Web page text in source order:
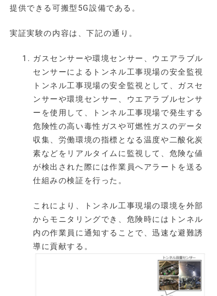
提供できる可搬型5G設備である。
実証実験の内容は、下記の通り。
ガスセンサーや環境センサー、ウエアラブル
センサーによるトンネル工事現場の安全監視
トンネル工事現場の安全監視として、ガスセ
ンサーや環境センサー、ウエアラブルセンサ
ーを使用して、トンネル工事現場で発生する
危険性の高い毒性ガスや可燃性ガスのデータ
収集、労働環境の指標となる温度や二酸化炭
素などをリアルタイムに監視して、危険な値
が検出された際には作業員へアラートを送る
仕組みの検証を行った。
これにより、トンネル工事現場の環境を外部
からモニタリングでき、危険時にはトンネル
内の作業員に通知することで、迅速な避難誘
導に貢献する。